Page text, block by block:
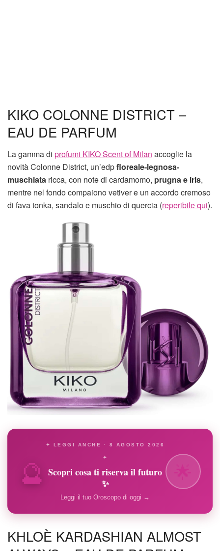
KIKO COLONNE DISTRICT –
EAU DE PARFUM
La gamma di profumi KIKO Scent of Milan accoglie la
novità Colonne District, un’edpfloreale-legnosa-
muschiata ricca, con note di cardamomo, prugna e iris,
mentre nel fondo compaiono vetiver e un accordo cremoso
di fava tonka, sandalo e muschio di quercia (reperibile qui).
🔮
✦ LEGGI ANCHE · 8 AGOSTO 2026
✦
Scopri cosa ti riserva il futuro
✨
Leggi il tuo Oroscopo di oggi →
KHLOÈ KARDASHIAN ALMOST